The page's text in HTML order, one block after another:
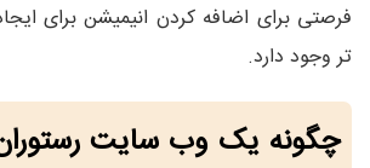
فرصتی برای اضافه کردن انیمیشن برای
تر وجود دارد.
چگونه یک وب سایت